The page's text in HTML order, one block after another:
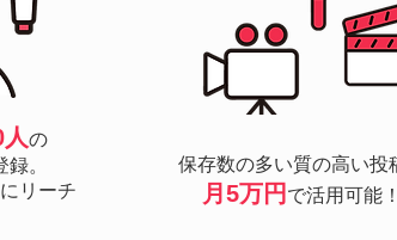
の
。
リーチ
保存数の多い質の高い投
月5万円 で活用可能！